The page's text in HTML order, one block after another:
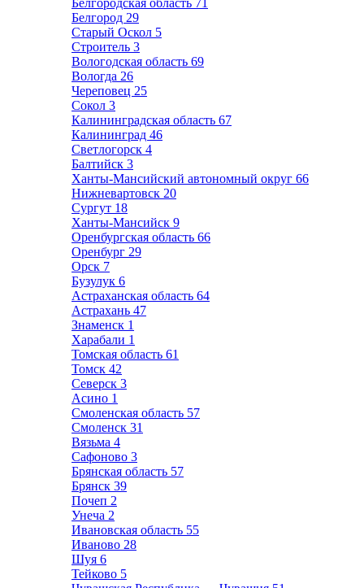
Белгородская область 71
Белгород 29
Старый Оскол 5
Строитель 3
Вологодская область 69
Вологда 26
Череповец 25
Сокол 3
Калининградская область 67
Калининград 46
Светлогорск 4
Балтийск 3
Ханты-Мансийский автономный округ 66
Нижневартовск 20
Сургут 18
Ханты-Мансийск 9
Оренбургская область 66
Оренбург 29
Орск 7
Бузулук 6
Астраханская область 64
Астрахань 47
Знаменск 1
Харабали 1
Томская область 61
Томск 42
Северск 3
Асино 1
Смоленская область 57
Смоленск 31
Вязьма 4
Сафоново 3
Брянская область 57
Брянск 39
Почеп 2
Унеча 2
Ивановская область 55
Иваново 28
Шуя 6
Тейково 5